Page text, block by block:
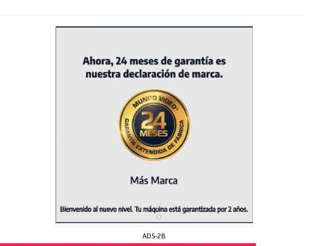
ADS-2B